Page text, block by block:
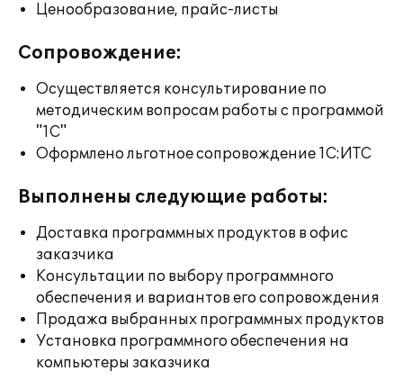
Ценообразование, прайс-листы
Сопровождение:
Осуществляется консультирование по
методическим вопросам работы с программой
"1С"
Оформлено льготное сопровождение 1С:ИТС
Выполнены следующие работы:
Доставка программных продуктов в офис
заказчика
Консультации по выбору программного
обеспечения и вариантов его сопровождения
Продажа выбранных программных продуктов
Установка программного обеспечения на
компьютеры заказчика